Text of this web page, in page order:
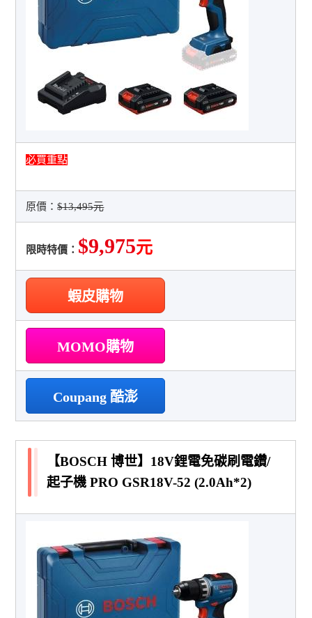
必買重點
原價：$13,495元
限時特價： $9,975元
蝦皮購物
MOMO購物
Coupang 酷澎
【BOSCH 博世】18V鋰電免碳刷電鑽/
起子機 PRO GSR18V-52 (2.0Ah*2)